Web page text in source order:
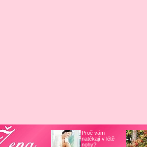
Proč vám
natékají v létě
nohy?